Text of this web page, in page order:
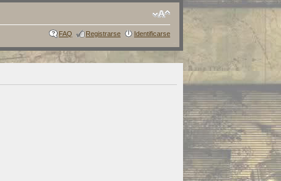
FAQ Registrarse Identificarse